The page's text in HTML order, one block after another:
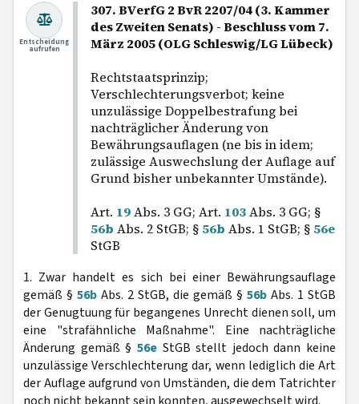
307. BVerfG 2 BvR 2207/04 (3. Kammer
des Zweiten Senats) - Beschluss vom 7.
März 2005 (OLG Schleswig/LG Lübeck)
Rechtstaatsprinzip;
Verschlechterungsverbot; keine
unzulässige Doppelbestrafung bei
nachträglicher Änderung von
Bewährungsauflagen (ne bis in idem;
zulässige Auswechslung der Auflage auf
Grund bisher unbekannter Umstände).
Art. 19Abs. 3 GG; Art. 103Abs. 3 GG; §
56b Abs. 2 StGB; § 56b Abs. 1 StGB; § 56e
StGB
Entscheidung
aufrufen
1. Zwar handelt es sich bei einer Bewährungsauflage
gemäß § 56b Abs. 2 StGB, die gemäß § 56b Abs. 1 StGB
der Genugtuung für begangenes Unrecht dienen soll, um
eine "strafähnliche Maßnahme". Eine nachträgliche
Änderung gemäß § 56eStGB stellt jedoch dann keine
unzulässige Verschlechterung dar, wenn lediglich die Art
der Auflage aufgrund von Umständen, die dem Tatrichter